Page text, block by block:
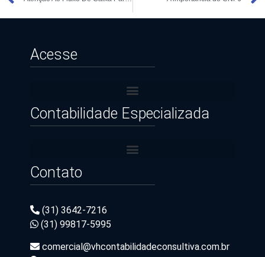
Acesse
Contabilidade Especializada
Contato
(31) 3642-7216
(31) 99817-5995
comercial@vhcontabilidadeconsultiva.com.br